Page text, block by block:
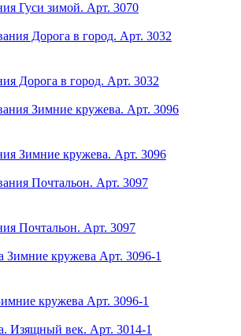
Гуси зимой. Арт. 3070
Дорога в город. Арт. 3032
Зимние кружева. Арт. 3096
Почтальон. Арт. 3097
кружева Арт. 3096-1